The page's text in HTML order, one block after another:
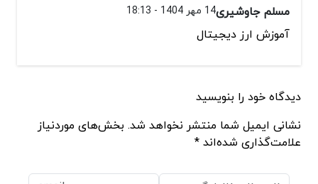
مسلم جاوشیری14 مهر 1404 - 18:13
آموزش ارز دیجیتال
دیدگاه خود را بنویسید
نشانی ایمیل شما منتشر نخواهد شد. بخش‌های موردنیاز
علامت‌گذاری شده‌اند *